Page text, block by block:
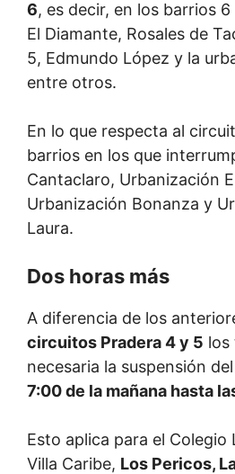
6, es decir, en los barrios
El Diamante, Rosales de
5, Edmundo López y la
entre otros.
En lo que respecta al
barrios en los que
Cantaclaro, Urbanización
Urbanización Bonanza y
Laura.
Dos horas más
A diferencia de los
circuitos Pradera 4 y 5 los
necesaria la suspensión
7:00 de la mañana hasta
Esto aplica para el Colegio
Villa Caribe, Los Pericos,